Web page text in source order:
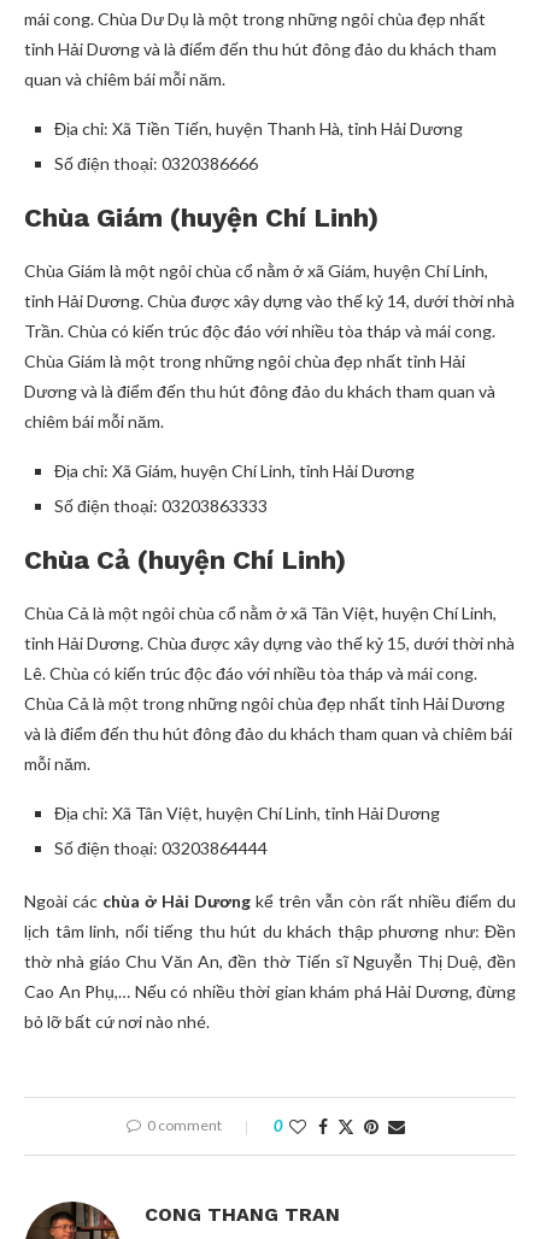
mái cong. Chùa Dư Dụ là một trong những ngôi chùa đẹp nhất
tỉnh Hải Dương và là điểm đến thu hút đông đảo du khách tham
quan và chiêm bái mỗi năm.
Địa chỉ: Xã Tiền Tiến, huyện Thanh Hà, tỉnh Hải Dương
Số điện thoại: 0320386666
Chùa Giám (huyện Chí Linh)
Chùa Giám là một ngôi chùa cổ nằm ở xã Giám, huyện Chí Linh,
tỉnh Hải Dương. Chùa được xây dựng vào thế kỷ 14, dưới thời nhà
Trần. Chùa có kiến trúc độc đáo với nhiều tòa tháp và mái cong.
Chùa Giám là một trong những ngôi chùa đẹp nhất tỉnh Hải
Dương và là điểm đến thu hút đông đảo du khách tham quan và
chiêm bái mỗi năm.
Địa chỉ: Xã Giám, huyện Chí Linh, tỉnh Hải Dương
Số điện thoại: 03203863333
Chùa Cả (huyện Chí Linh)
Chùa Cả là một ngôi chùa cổ nằm ở xã Tân Việt, huyện Chí Linh,
tỉnh Hải Dương. Chùa được xây dựng vào thế kỷ 15, dưới thời nhà
Lê. Chùa có kiến trúc độc đáo với nhiều tòa tháp và mái cong.
Chùa Cả là một trong những ngôi chùa đẹp nhất tỉnh Hải Dương
và là điểm đến thu hút đông đảo du khách tham quan và chiêm bái
mỗi năm.
Địa chỉ: Xã Tân Việt, huyện Chí Linh, tỉnh Hải Dương
Số điện thoại: 03203864444
Ngoài các chùa ở Hải Dương kể trên vẫn còn rất nhiều điểm du
lịch tâm linh, nổi tiếng thu hút du khách thập phương như: Đền
thờ nhà giáo Chu Văn An, đền thờ Tiến sĩ Nguyễn Thị Duệ, đền
Cao An Phụ,… Nếu có nhiều thời gian khám phá Hải Dương, đừng
bỏ lỡ bất cứ nơi nào nhé.
0 comment 0
CONG THANG TRAN